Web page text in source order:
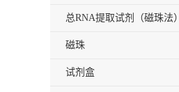
总RNA提取试剂（磁珠法）
磁珠
试剂盒